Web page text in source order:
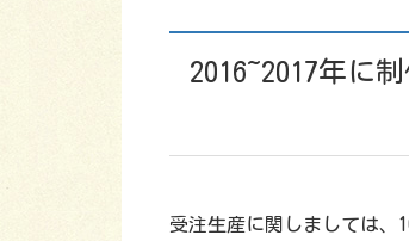
2016~2017年に
受注生産に関しましては、